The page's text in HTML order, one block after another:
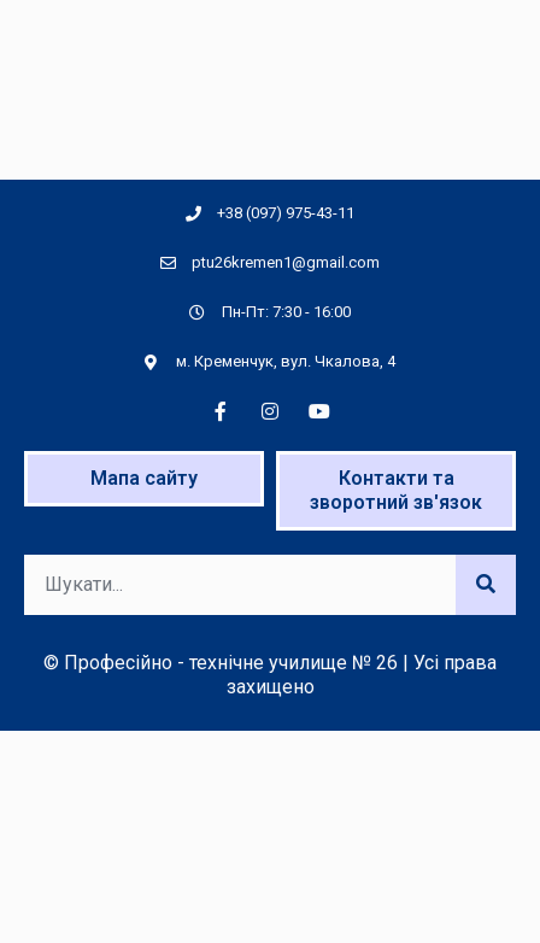
+38 (097) 975-43-11
ptu26kremen1@gmail.com
Пн-Пт: 7:30 - 16:00
м. Кременчук, вул. Чкалова, 4
Мапа сайту
Контакти та
зворотний зв'язок
© Професійно - технічне училище № 26 | Усі права
захищено